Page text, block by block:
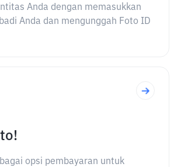
Anda dengan memasukkan
Anda dan mengunggah Foto ID
opsi pembayaran untuk